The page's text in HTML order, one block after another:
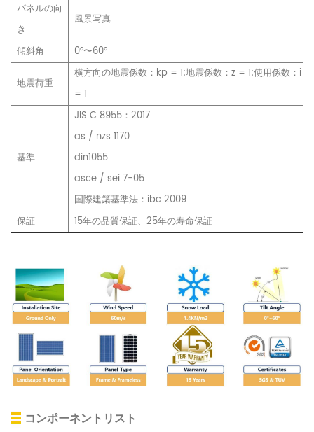
パネルの向
き
風景写真
傾斜角 0°〜60°
地震荷重
横方向の地震係数：kp = 1;地震係数：z = 1;使用係数：i
= 1
基準
JIS C 8955：2017
as / nzs 1170
din1055
asce / sei 7-05
国際建築基準法：ibc 2009
保証
15年の品質保証、25年の寿命保証
コンポーネントリスト